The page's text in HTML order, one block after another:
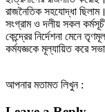
রাজনৈতিক সহযোদ্ধা
সংগ্রাম ও দলীয় সকল
কেন্দ্রের নির্দেশনা মেনে
কর্মযজ্ঞকে মূল্যায়িত করে
আপনার মতামত লিখুন :